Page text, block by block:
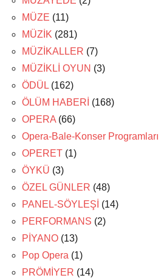
MÜZE (11)
MÜZİK (281)
MÜZİKALLER (7)
MÜZİKLİ OYUN (3)
ÖDÜL (162)
ÖLÜM HABERİ (168)
OPERA (66)
Opera-Bale-Konser Programları
OPERET (1)
ÖYKÜ (3)
ÖZEL GÜNLER (48)
PANEL-SÖYLEŞİ (14)
PERFORMANS (2)
PİYANO (13)
Pop Opera (1)
PRÖMİYER (14)